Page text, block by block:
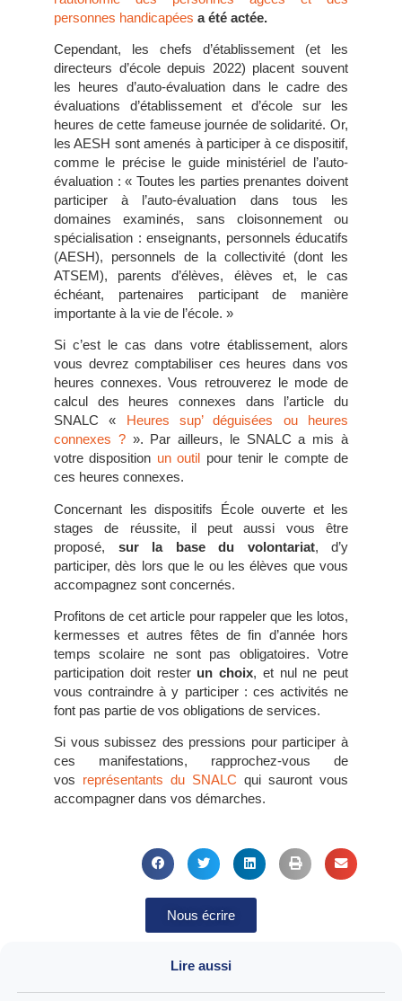
personnes handicapées a été actée.
Cependant, les chefs d’établissement (et les
directeurs d’école depuis 2022) placent souvent
les heures d’auto-évaluation dans le cadre des
évaluations d’établissement et d’école sur les
heures de cette fameuse journée de solidarité. Or,
les AESH sont amenés à participer à ce dispositif,
comme le précise le guide ministériel de l’auto-
évaluation : « Toutes les parties prenantes doivent
participer à l’auto-évaluation dans tous les
domaines examinés, sans cloisonnement ou
spécialisation : enseignants, personnels éducatifs
(AESH), personnels de la collectivité (dont les
ATSEM), parents d’élèves, élèves et, le cas
échéant, partenaires participant de manière
importante à la vie de l’école. »
Si c’est le cas dans votre établissement, alors
vous devrez comptabiliser ces heures dans vos
heures connexes. Vous retrouverez le mode de
calcul des heures connexes dans l’article du
SNALC « Heures sup’ déguisées ou heures
connexes ?». Par ailleurs, le SNALC a mis à
votre disposition un outil pour tenir le compte de
ces heures connexes.
Concernant les dispositifs École ouverte et les
stages de réussite, il peut aussi vous être
proposé, sur la base du volontariat, d’y
participer, dès lors que le ou les élèves que vous
accompagnez sont concernés.
Profitons de cet article pour rappeler que les lotos,
kermesses et autres fêtes de fin d’année hors
temps scolaire ne sont pas obligatoires. Votre
participation doit rester un choix, et nul ne peut
vous contraindre à y participer : ces activités ne
font pas partie de vos obligations de services.
Si vous subissez des pressions pour participer à
ces manifestations, rapprochez-vous de
vos représentants du SNALC qui sauront vous
accompagner dans vos démarches.
Nous écrire
Lire aussi